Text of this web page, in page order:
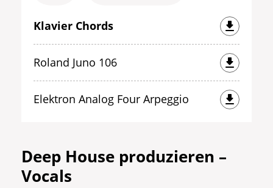
Klavier Chords
Roland Juno 106
Elektron Analog Four Arpeggio
Deep House produzieren –
Vocals